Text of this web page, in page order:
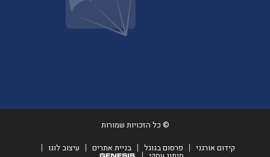
© כל הזכויות שמורות
קידום אורגני
פרסום בגוגל בניית אתרים עיצוב לוגו